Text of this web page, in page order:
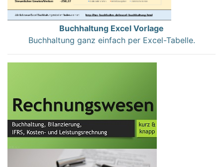
Buchhaltung Excel Vorlage
Buchhaltung ganz einfach per Excel-Tabelle.